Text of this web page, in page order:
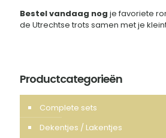
Bestel vandaag nog je favoriete
de Utrechtse trots samen met je
Productcategorieën
Complete sets
Dekentjes / Lakentjes